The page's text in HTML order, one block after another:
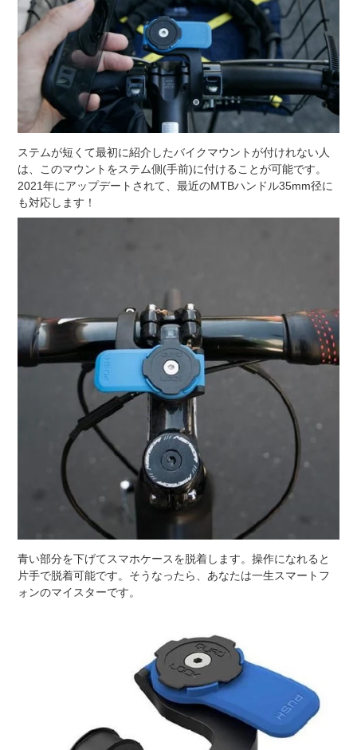
ステムが短くて最初に紹介したバイクマウントが付けれない人
は、このマウントをステム側(手前)に付けることが可能です。
2021年にアップデートされて、最近のMTBハンドル35mm径に
も対応します！
青い部分を下げてスマホケースを脱着します。操作になれると
片手で脱着可能です。そうなったら、あなたは一生スマートフ
ォンのマイスターです。